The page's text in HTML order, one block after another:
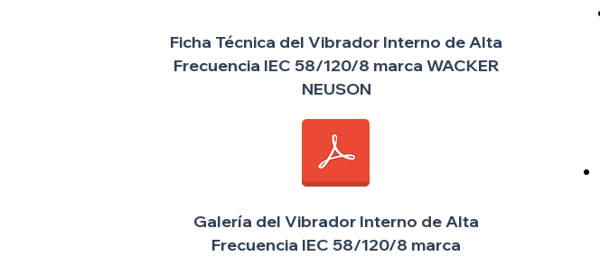
Ficha Técnica del Vibrador Interno de Alta
Frecuencia IEC 58/120/8 marca WACKER
NEUSON
Galería del Vibrador Interno de Alta
Frecuencia IEC 58/120/8 marca